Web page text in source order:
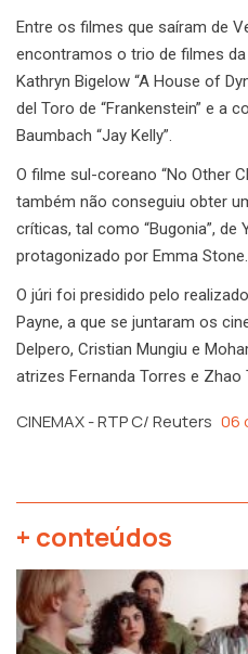
Entre os filmes que saíram de
encontramos o trio de filmes
Kathryn Bigelow “A House of
del Toro de “Frankenstein” e a
Baumbach “Jay Kelly”.
O filme sul-coreano “No Other
também não conseguiu obter
críticas, tal como “Bugonia”, de
protagonizado por Emma Stone.
O júri foi presidido pelo
Payne, a que se juntaram os
Delpero, Cristian Mungiu e
atrizes Fernanda Torres e Zhao
CINEMAX - RTP C/ Reuters 06
+ conteúdos